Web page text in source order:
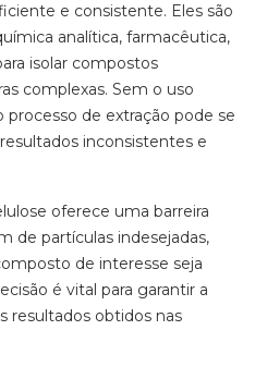
e consistente. Eles são
analítica, farmacêutica,
isolar compostos
complexas. Sem o uso
de extração pode se
inconsistentes e
oferece uma barreira
de partículas indesejadas,
de interesse seja
é vital para garantir a
resultados obtidos nas